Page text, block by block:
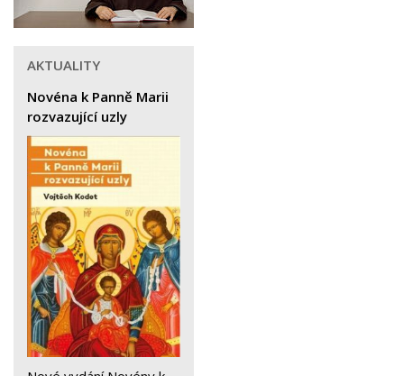
AKTUALITY
Novéna k Panně Marii
rozvazující uzly